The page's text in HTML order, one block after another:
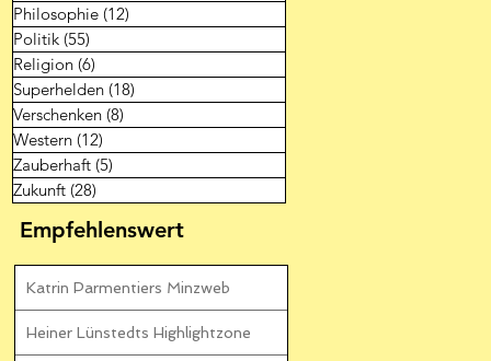
Philosophie (12)
Politik (55)
Religion (6)
Superhelden (18)
Verschenken (8)
Western (12)
Zauberhaft (5)
Zukunft (28)
Empfehlenswert
Katrin Parmentiers Minzweb
Heiner Lünstedts Highlightzone